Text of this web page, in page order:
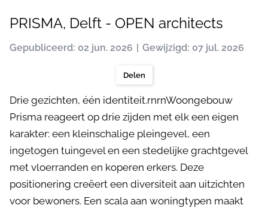
PRISMA, Delft - OPEN architects
Gepubliceerd: 02 jun. 2026 Gewijzigd: 07 jul. 2026
Delen
Drie gezichten, één identiteit.rnrnWoongebouw
Prisma reageert op drie zijden met elk een eigen
karakter: een kleinschalige pleingevel, een
ingetogen tuingevel en een stedelijke grachtgevel
met vloerranden en koperen erkers. Deze
positionering creëert een diversiteit aan uitzichten
voor bewoners. Een scala aan woningtypen maakt